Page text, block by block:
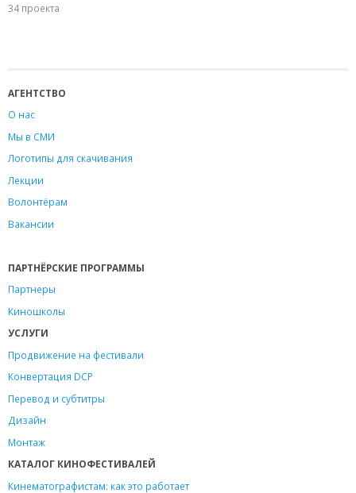
34 проекта
АГЕНТСТВО
О нас
Мы в СМИ
Логотипы для скачивания
Лекции
Волонтёрам
Вакансии
ПАРТНЁРСКИЕ ПРОГРАММЫ
Партнеры
Киношколы
УСЛУГИ
Продвижение на фестивали
Конвертация DCP
Перевод и субтитры
Дизайн
Монтаж
КАТАЛОГ КИНОФЕСТИВАЛЕЙ
Кинематографистам: как это работает